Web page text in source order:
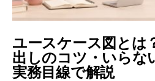
ユースケース図とは
出しのコツ・いらな
実務目線で解説